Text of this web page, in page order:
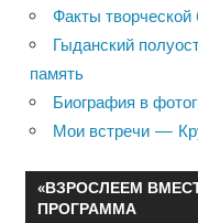
Факты творческой
Гыданский
память
Биография в
Мои встречи —
«ВЗРОСЛЕЕМ
ПРОГРАММА